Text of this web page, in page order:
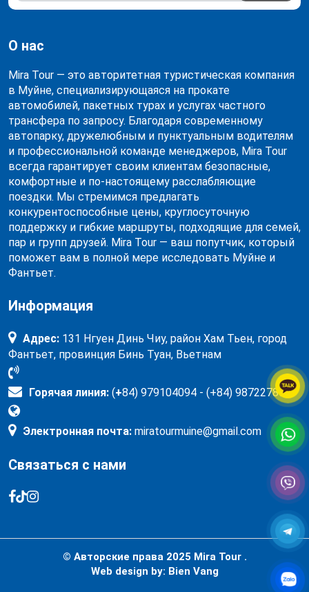
О нас
Mira Tour — это авторитетная туристическая компания
в Муйне, специализирующаяся на прокате
автомобилей, пакетных турах и услугах частного
трансфера по запросу. Благодаря современному
автопарку, дружелюбным и пунктуальным водителям
и профессиональной команде менеджеров, Mira Tour
всегда гарантирует своим клиентам безопасные,
комфортные и по-настоящему расслабляющие
поездки. Мы стремимся предлагать
конкурентоспособные цены, круглосуточную
поддержку и гибкие маршруты, подходящие для семей,
пар и групп друзей. Mira Tour — ваш попутчик, который
поможет вам в полной мере исследовать Муйне и
Фантьет.
Информация
Адрес: 131 Нгуен Динь Чиу, район Хам Тьен, город
Фантьет, провинция Бинь Туан, Вьетнам
Горячая линия: (+84) 979104094 - (+84) 987227897
Электронная почта: miratourmuine@gmail.com
Связаться с нами
© Авторские права 2025 Mira Tour .
Web design by: Bien Vang